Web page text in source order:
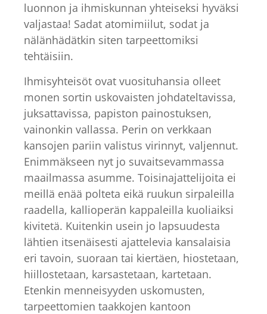
luonnon ja ihmiskunnan yhteiseksi hyväksi
valjastaa! Sadat atomimiilut, sodat ja
nälänhädätkin siten tarpeettomiksi
tehtäisiin.
Ihmisyhteisöt ovat vuosituhansia olleet
monen sortin uskovaisten johdateltavissa,
juksattavissa, papiston painostuksen,
vainonkin vallassa. Perin on verkkaan
kansojen pariin valistus virinnyt, valjennut.
Enimmäkseen nyt jo suvaitsevammassa
maailmassa asumme. Toisinajattelijoita ei
meillä enää polteta eikä ruukun sirpaleilla
raadella, kallioperän kappaleilla kuoliaiksi
kivitetä. Kuitenkin usein jo lapsuudesta
lähtien itsenäisesti ajattelevia kansalaisia
eri tavoin, suoraan tai kiertäen, hiostetaan,
hiillostetaan, karsastetaan, kartetaan.
Etenkin menneisyyden uskomusten,
tarpeettomien taakkojen kantoon